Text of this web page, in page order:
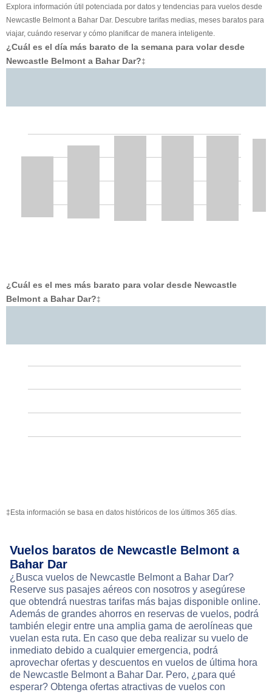
Explora información útil potenciada por datos y tendencias para vuelos desde
Newcastle Belmont a Bahar Dar. Descubre tarifas medias, meses baratos para
viajar, cuándo reservar y cómo planificar de manera inteligente.
¿Cuál es el día más barato de la semana para volar desde
Newcastle Belmont a Bahar Dar?‡
¿Cuál es el mes más barato para volar desde Newcastle
Belmont a Bahar Dar?‡
‡Esta información se basa en datos históricos de los últimos 365 días.
Vuelos baratos de Newcastle Belmont a
Bahar Dar
¿Busca vuelos de Newcastle Belmont a Bahar Dar?
Reserve sus pasajes aéreos con nosotros y asegúrese
que obtendrá nuestras tarifas más bajas disponible online.
Además de grandes ahorros en reservas de vuelos, podrá
también elegir entre una amplia gama de aerolíneas que
vuelan esta ruta. En caso que deba realizar su vuelo de
inmediato debido a cualquier emergencia, podrá
aprovechar ofertas y descuentos en vuelos de última hora
de Newcastle Belmont a Bahar Dar. Pero, ¿para qué
esperar? Obtenga ofertas atractivas de vuelos con